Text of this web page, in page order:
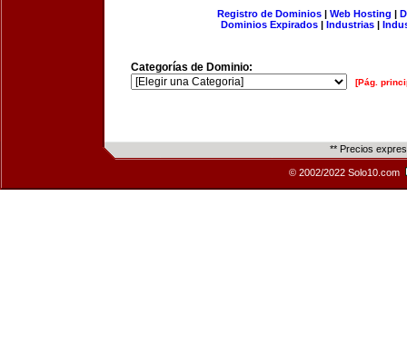
Registro de Dominios| Web Hosting |
Dominios Expirados | Industrias |
Categorías de Dominio:
[Pág.
** Precios
© 2002/2022 Solo10.com